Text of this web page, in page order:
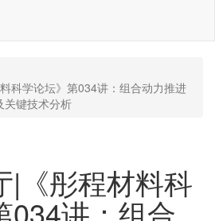
科学论坛》第034讲：组合动力推进
关键技术分析
|《彤程材料科